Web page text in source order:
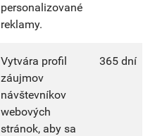
personalizované
reklamy.
Vytvára profil
záujmov
návštevníkov
webových
stránok, aby sa
365 dní